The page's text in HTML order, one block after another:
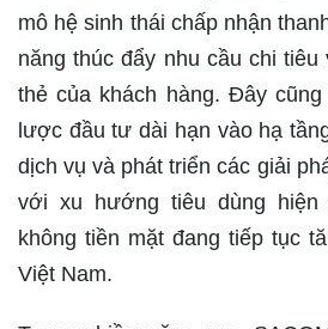
mô hệ sinh thái chấp nhận
năng thúc đẩy nhu cầu chi
thẻ của khách hàng. Đây
lược đầu tư dài hạn vào hạ
dịch vụ và phát triển các giải
với xu hướng tiêu dùng hiện
không tiền mặt đang tiếp tục
Việt Nam.